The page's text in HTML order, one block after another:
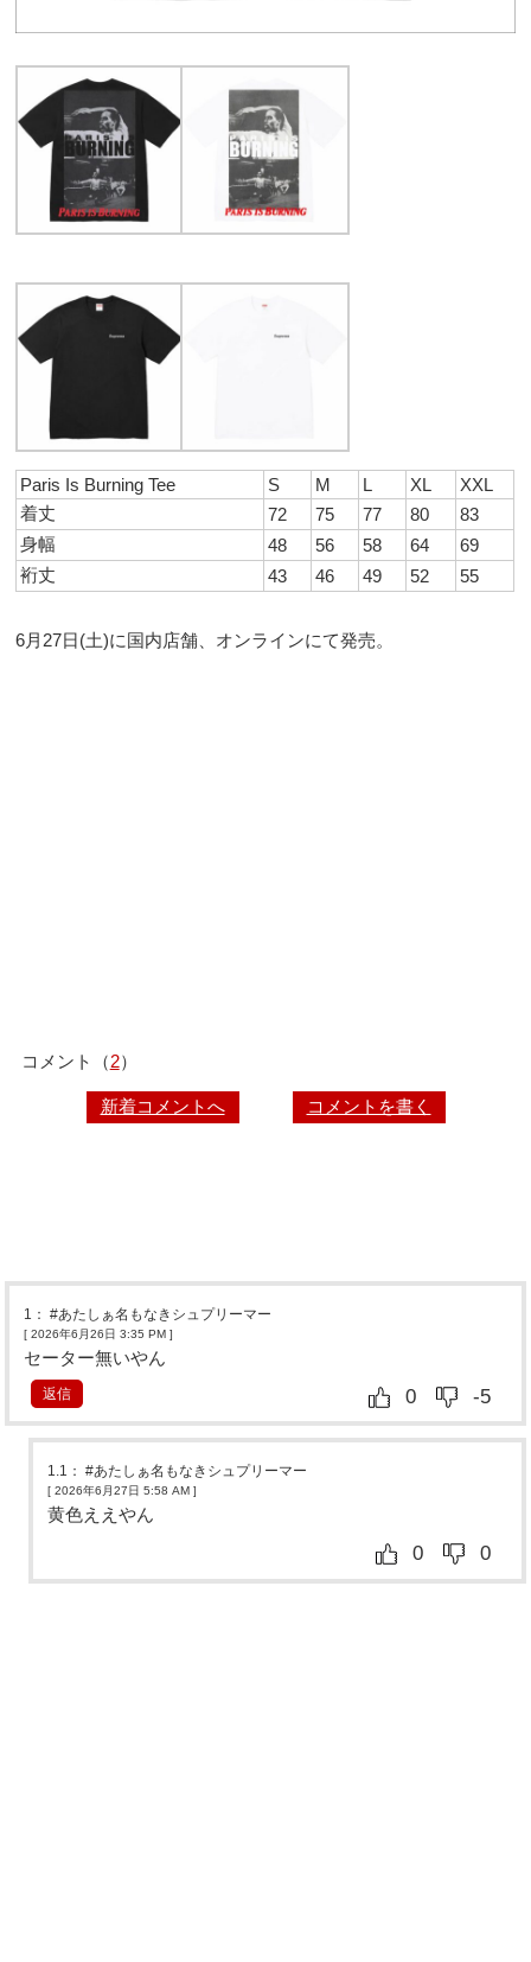
Paris Is Burning Tee S M L XL
XXL
着丈
72 75 77 80
83
身幅
48 56 58 64
69
裄丈
43 46 49 52 55
6月27日(土)に国内店舗、オンラインにて発売。
コメント（2）
新着コメントへ コメントを書く
1 ：#あたしぁ名もなきシュプリーマー
[ 2026年6月26日 3:35 PM ]
セーター無いやん
0 -5
返信
1.1 ：#あたしぁ名もなきシュプリーマー
[ 2026年6月27日 5:58 AM ]
黄色ええやん
0 0